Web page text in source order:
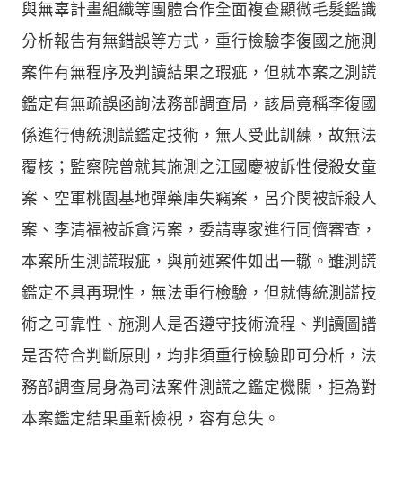
與無辜計畫組織等團體合作全面複查顯微毛髮鑑識
分析報告有無錯誤等方式，重行檢驗李復國之施測
案件有無程序及判讀結果之瑕疵，但就本案之測謊
鑑定有無疏誤函詢法務部調查局，該局竟稱李復國
係進行傳統測謊鑑定技術，無人受此訓練，故無法
覆核；監察院曾就其施測之江國慶被訴性侵殺女童
案、空軍桃園基地彈藥庫失竊案，呂介閔被訴殺人
案、李清福被訴貪污案，委請專家進行同儕審查，
本案所生測謊瑕疵，與前述案件如出一轍。雖測謊
鑑定不具再現性，無法重行檢驗，但就傳統測謊技
術之可靠性、施測人是否遵守技術流程、判讀圖譜
是否符合判斷原則，均非須重行檢驗即可分析，法
務部調查局身為司法案件測謊之鑑定機關，拒為對
本案鑑定結果重新檢視，容有怠失。